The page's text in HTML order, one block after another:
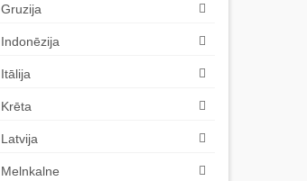
Gruzija
Indonēzija
Itālija
Krēta
Latvija
Melnkalne